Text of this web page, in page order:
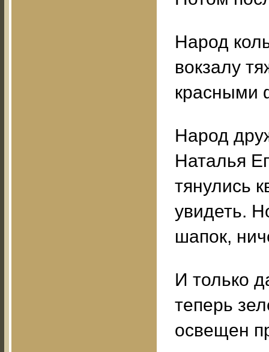
Народ
вокзалу
красными
Народ
Наталья
тянулись
увидеть.
шапок,
И только
теперь
освещен